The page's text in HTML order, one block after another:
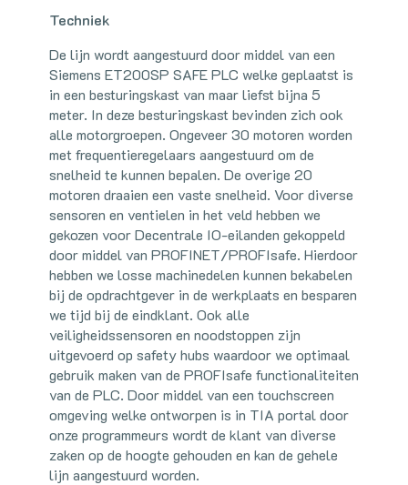
Techniek
De lijn wordt aangestuurd door middel van een
Siemens ET200SP SAFE PLC welke geplaatst is
in een besturingskast van maar liefst bijna 5
meter. In deze besturingskast bevinden zich ook
alle motorgroepen. Ongeveer 30 motoren worden
met frequentieregelaars aangestuurd om de
snelheid te kunnen bepalen. De overige 20
motoren draaien een vaste snelheid. Voor diverse
sensoren en ventielen in het veld hebben we
gekozen voor Decentrale IO-eilanden gekoppeld
door middel van PROFINET/PROFIsafe. Hierdoor
hebben we losse machinedelen kunnen bekabelen
bij de opdrachtgever in de werkplaats en besparen
we tijd bij de eindklant. Ook alle
veiligheidssensoren en noodstoppen zijn
uitgevoerd op safety hubs waardoor we optimaal
gebruik maken van de PROFIsafe functionaliteiten
van de PLC. Door middel van een touchscreen
omgeving welke ontworpen is in TIA portal door
onze programmeurs wordt de klant van diverse
zaken op de hoogte gehouden en kan de gehele
lijn aangestuurd worden.